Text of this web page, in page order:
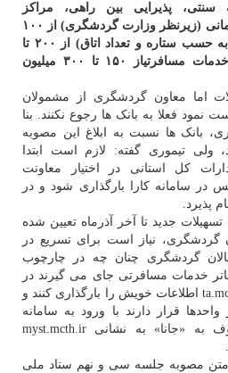
سنتی، پذیرایی بین راهی، مراکز
(زیرنظر وزارت گردشگری)
از ۱۰۰
حسب ستاره و تعداد اتاق)
از ۲۰۰ تا
مسافرتی
از ۱۵۰ تا ۳۰۰ میلیون
اما معاون گردشگری از مشمولان
نمود فعلا به بانک ها رجوع نکنند. بنا
بانک ها نسبت به ابلاغ این مصوبه
ولی تیموری گفته: لازم است ابتدا
کل استانی در اختیار معاونت
سامانه کارا بارگذاری شود و در
پذیرد.
جدید تا آخر آذرماه تعیین شده
گردشگری، نیاز است برای تسریع در
گردشگری چنان چه در چارچوب
خدمات مسافرتی جای می گیرند در
سامانه دفاتر به نشانی ta.mcth.ir اطلاعات خویش را بارگذاری کنند و
قرار دارند با ورود به سامانه
تاسیسات گردشگری معروف به «جانا» به نشانی myst.mcth.ir
متن مصوبه جلسه سی و نهم ستاد ملی